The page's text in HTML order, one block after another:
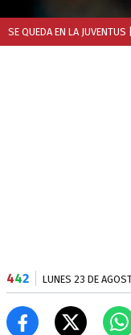
SE QUEDA EN LA JUVENTUS
442 LUNES 23 DE